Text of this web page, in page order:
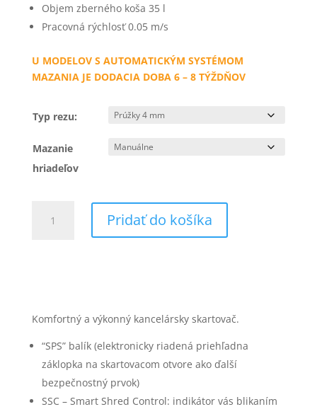
Objem zberného koša 35 l
Pracovná rýchlosť 0.05 m/s
U MODELOV S AUTOMATICKÝM SYSTÉMOM
MAZANIA JE DODACIA DOBA 6 – 8 TÝŽDŇOV
Typ rezu:
Mazanie
hriadeľov
IDEAL
Pridať do košíka
Komfortný a výkonný kancelársky skartovač.
“SPS” balík (elektronicky riadená priehľadna
záklopka na skartovacom otvore ako ďalší
bezpečnostný prvok)
SSC – Smart Shred Control: indikátor vás blikaním